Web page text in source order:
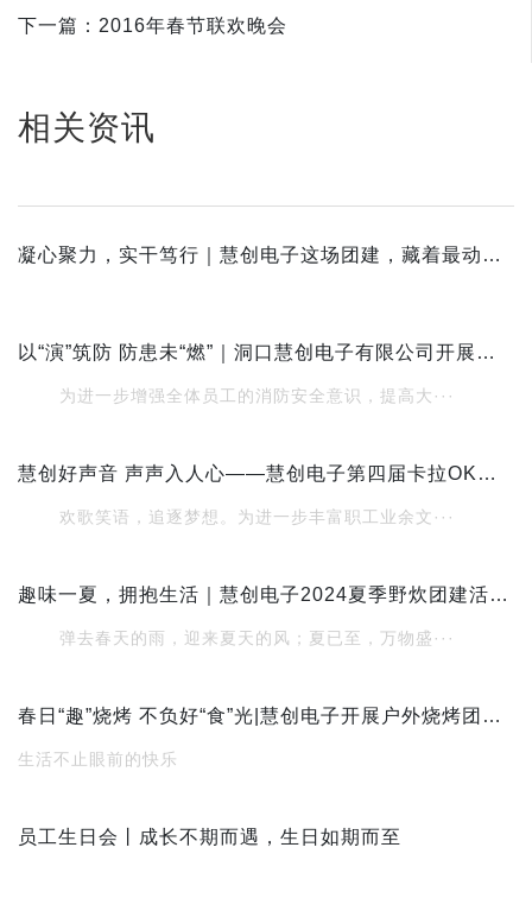
下一篇：2016年春节联欢晚会
相关资讯
凝心聚力，实干笃行｜慧创电子这场团建，藏着最动人的团队力量
以“演”筑防 防患未“燃”｜洞口慧创电子有限公司开展消防安全演练活动
为进一步增强全体员工的消防安全意识，提高大···
慧创好声音 声声入人心——慧创电子第四届卡拉OK大赛激情开唱
欢歌笑语，追逐梦想。为进一步丰富职工业余文···
趣味一夏，拥抱生活｜慧创电子2024夏季野炊团建活动暖心收官
弹去春天的雨，迎来夏天的风；夏已至，万物盛···
春日“趣”烧烤 不负好“食”光|慧创电子开展户外烧烤团建活动
生活不止眼前的快乐
员工生日会丨成长不期而遇，生日如期而至